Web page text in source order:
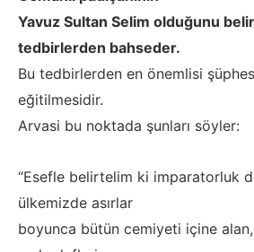
Yavuz Sultan Selim olduğunu
tedbirlerden bahseder.
Bu tedbirlerden en önemlisi
eğitilmesidir.
Arvasi bu noktada şunları söyler:
“Esefle belirtelim ki imparatorluk
ülkemizde asırlar
boyunca bütün cemiyeti içine alan,